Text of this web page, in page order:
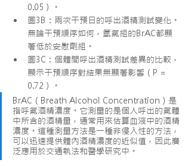
0.05）。
圖3B：兩次干預日的呼出酒精測試變化。
無論干預順序如何，氫氣組的BrAC都顯
著低於安慰劑組。
圖3C：個體間呼出酒精測試差異的比較，
顯示干預順序對結果無顯著影響（P =
0.72）。
BrAC（Breath Alcohol Concentration）是
指呼氣酒精濃度。它測量的是個人呼出的氣體
中所含的酒精量，通常用來估算血液中的酒精
濃度。這種測量方法是一種非侵入性的方法，
可以迅速提供體內酒精濃度的近似值，因此廣
泛應用於交通執法和醫學研究中。